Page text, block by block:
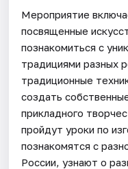
Мероприятие
посвященные
познакомиться с
традициями разных
традиционные
создать
прикладного
пройдут уроки по
познакомятся с
России, узнают о